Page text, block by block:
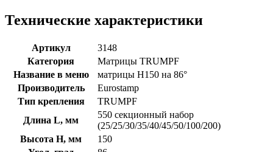
Технические характеристики
Артикул
3148
Категория
Матрицы TRUMPF
Название в меню
матрицы H150 на 86°
Производитель
Eurostamp
Тип крепления
TRUMPF
Длина L, мм
550 секционный набор
(25/25/30/35/40/45/50/100/200)
Высота H, мм
150